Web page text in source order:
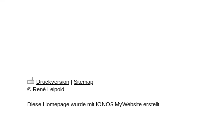
Druckversion
Sitemap
© René Leipold
Diese Homepage wurde mit IONOS MyWebsite erstellt.